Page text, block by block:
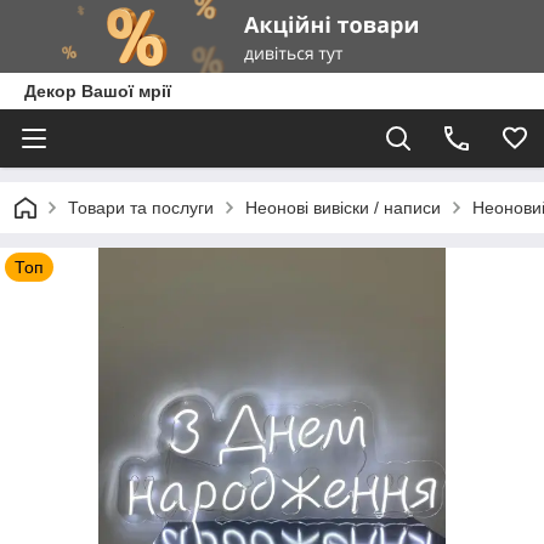
Декор Вашої мрії
Товари та послуги Неонові вивіски / написи
Топ